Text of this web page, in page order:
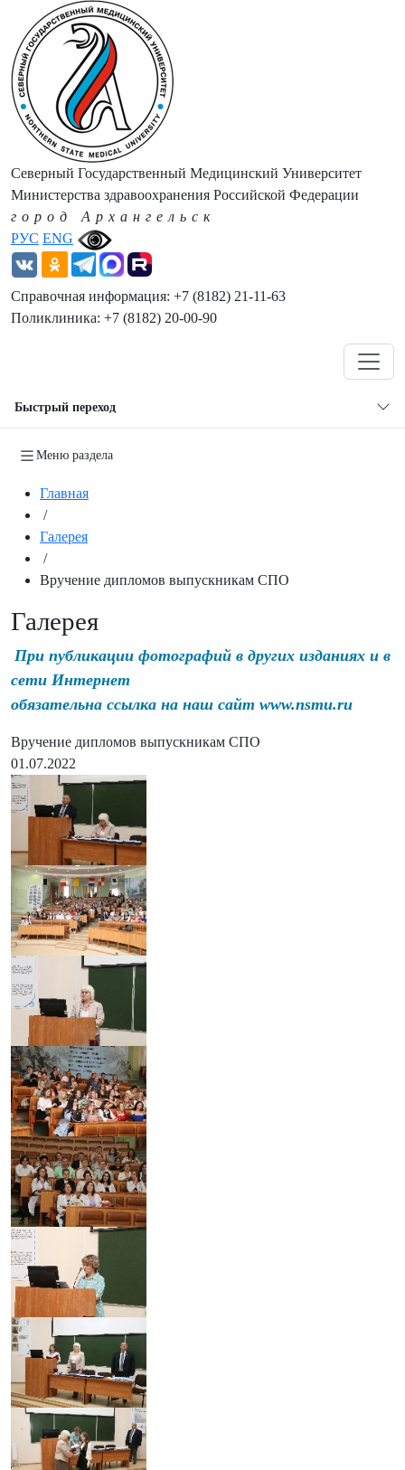
РУС ENG
Северный Государственный Медицинский Университет
Министерства здравоохранения Российской Федерации
город Архангельск
Справочная информация: +7 (8182) 21-11-63
Поликлиника: +7 (8182) 20-00-90
Быстрый переход
Меню раздела
Главная
/
Галерея
/
Вручение дипломов выпускникам СПО
Галерея
При публикации фотографий в других изданиях и в
сети Интернет
обязательна ссылка на наш сайт www.nsmu.ru
Вручение дипломов выпускникам СПО
01.07.2022